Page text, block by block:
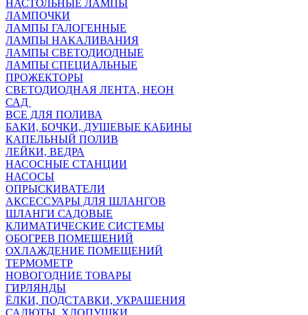
НАСТОЛЬНЫЕ ЛАМПЫ
ЛАМПОЧКИ
ЛАМПЫ ГАЛОГЕННЫЕ
ЛАМПЫ НАКАЛИВАНИЯ
ЛАМПЫ СВЕТОДИОДНЫЕ
ЛАМПЫ СПЕЦИАЛЬНЫЕ
ПРОЖЕКТОРЫ
СВЕТОДИОДНАЯ ЛЕНТА, НЕОН
САД
ВСЕ ДЛЯ ПОЛИВА
БАКИ, БОЧКИ, ДУШЕВЫЕ КАБИНЫ
КАПЕЛЬНЫЙ ПОЛИВ
ЛЕЙКИ, ВЕДРА
НАСОСНЫЕ СТАНЦИИ
НАСОСЫ
ОПРЫСКИВАТЕЛИ
АКСЕССУАРЫ ДЛЯ ШЛАНГОВ
ШЛАНГИ САДОВЫЕ
КЛИМАТИЧЕСКИЕ СИСТЕМЫ
ОБОГРЕВ ПОМЕЩЕНИЙ
ОХЛАЖДЕНИЕ ПОМЕЩЕНИЙ
ТЕРМОМЕТР
НОВОГОДНИЕ ТОВАРЫ
ГИРЛЯНДЫ
ЁЛКИ, ПОДСТАВКИ, УКРАШЕНИЯ
САЛЮТЫ, ХЛОПУШКИ